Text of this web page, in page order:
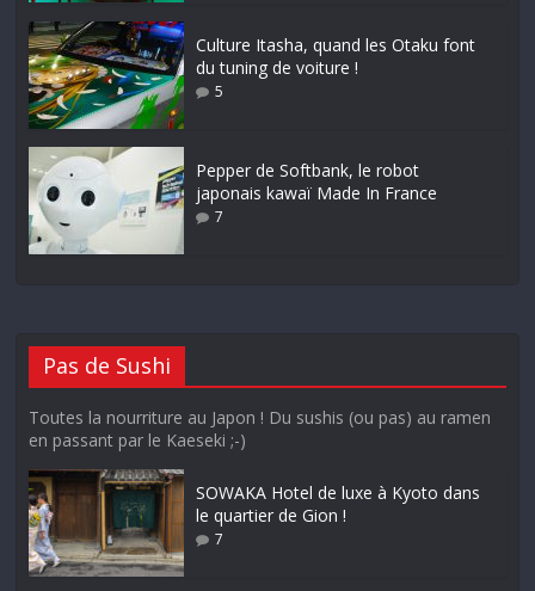
Culture Itasha, quand les Otaku font
du tuning de voiture !
5
Pepper de Softbank, le robot
japonais kawaï Made In France
7
Pas de Sushi
Toutes la nourriture au Japon ! Du sushis (ou pas) au ramen
en passant par le Kaeseki ;-)
SOWAKA Hotel de luxe à Kyoto dans
le quartier de Gion !
7